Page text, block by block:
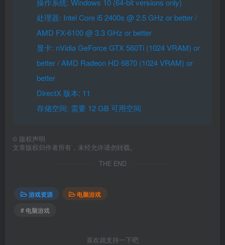
操作系统: Windows 10 (64-bit versions only)
处理器: Intel Core i5 2400s @ 2.5 GHz or better /
AMD FX-6100 @ 3.3 GHz or better
显卡: nVidia GeForce GTX 560Ti (1024 VRAM) or
better / AMD Radeon HD 6870 (1024 VRAM) or
better
DirectX 版本: 11
存储空间: 需要 12 GB 可用空间
© 版权声明
文章版权归作者所有，未经允许请勿转载。
THE END
游戏资源
电脑游戏
# 电脑游戏
喜欢就支持一下吧